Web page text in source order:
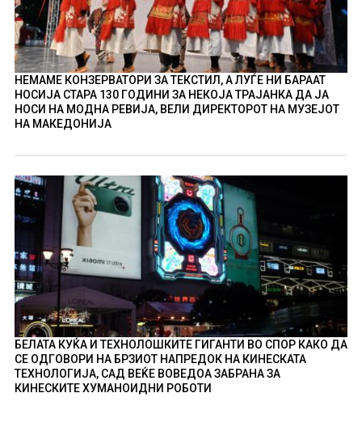
НЕМАМЕ КОНЗЕРВАТОРИ ЗА ТЕКСТИЛ, А ЛУЃЕ НИ БАРААТ
НОСИЈА СТАРА 130 ГОДИНИ ЗА НЕКОЈА ТРАЈАНКА ДА ЈА
НОСИ НА МОДНА РЕВИЈА, ВЕЛИ ДИРЕКТОРОТ НА МУЗЕЈОТ
НА МАКЕДОНИЈА
БЕЛАТА КУЌА И ТЕХНОЛОШКИТЕ ГИГАНТИ ВО СПОР КАКО ДА
СЕ ОДГОВОРИ НА БРЗИОТ НАПРЕДОК НА КИНЕСКАТА
ТЕХНОЛОГИЈА, САД ВЕЌЕ ВОВЕДОА ЗАБРАНА ЗА
КИНЕСКИТЕ ХУМАНОИДНИ РОБОТИ